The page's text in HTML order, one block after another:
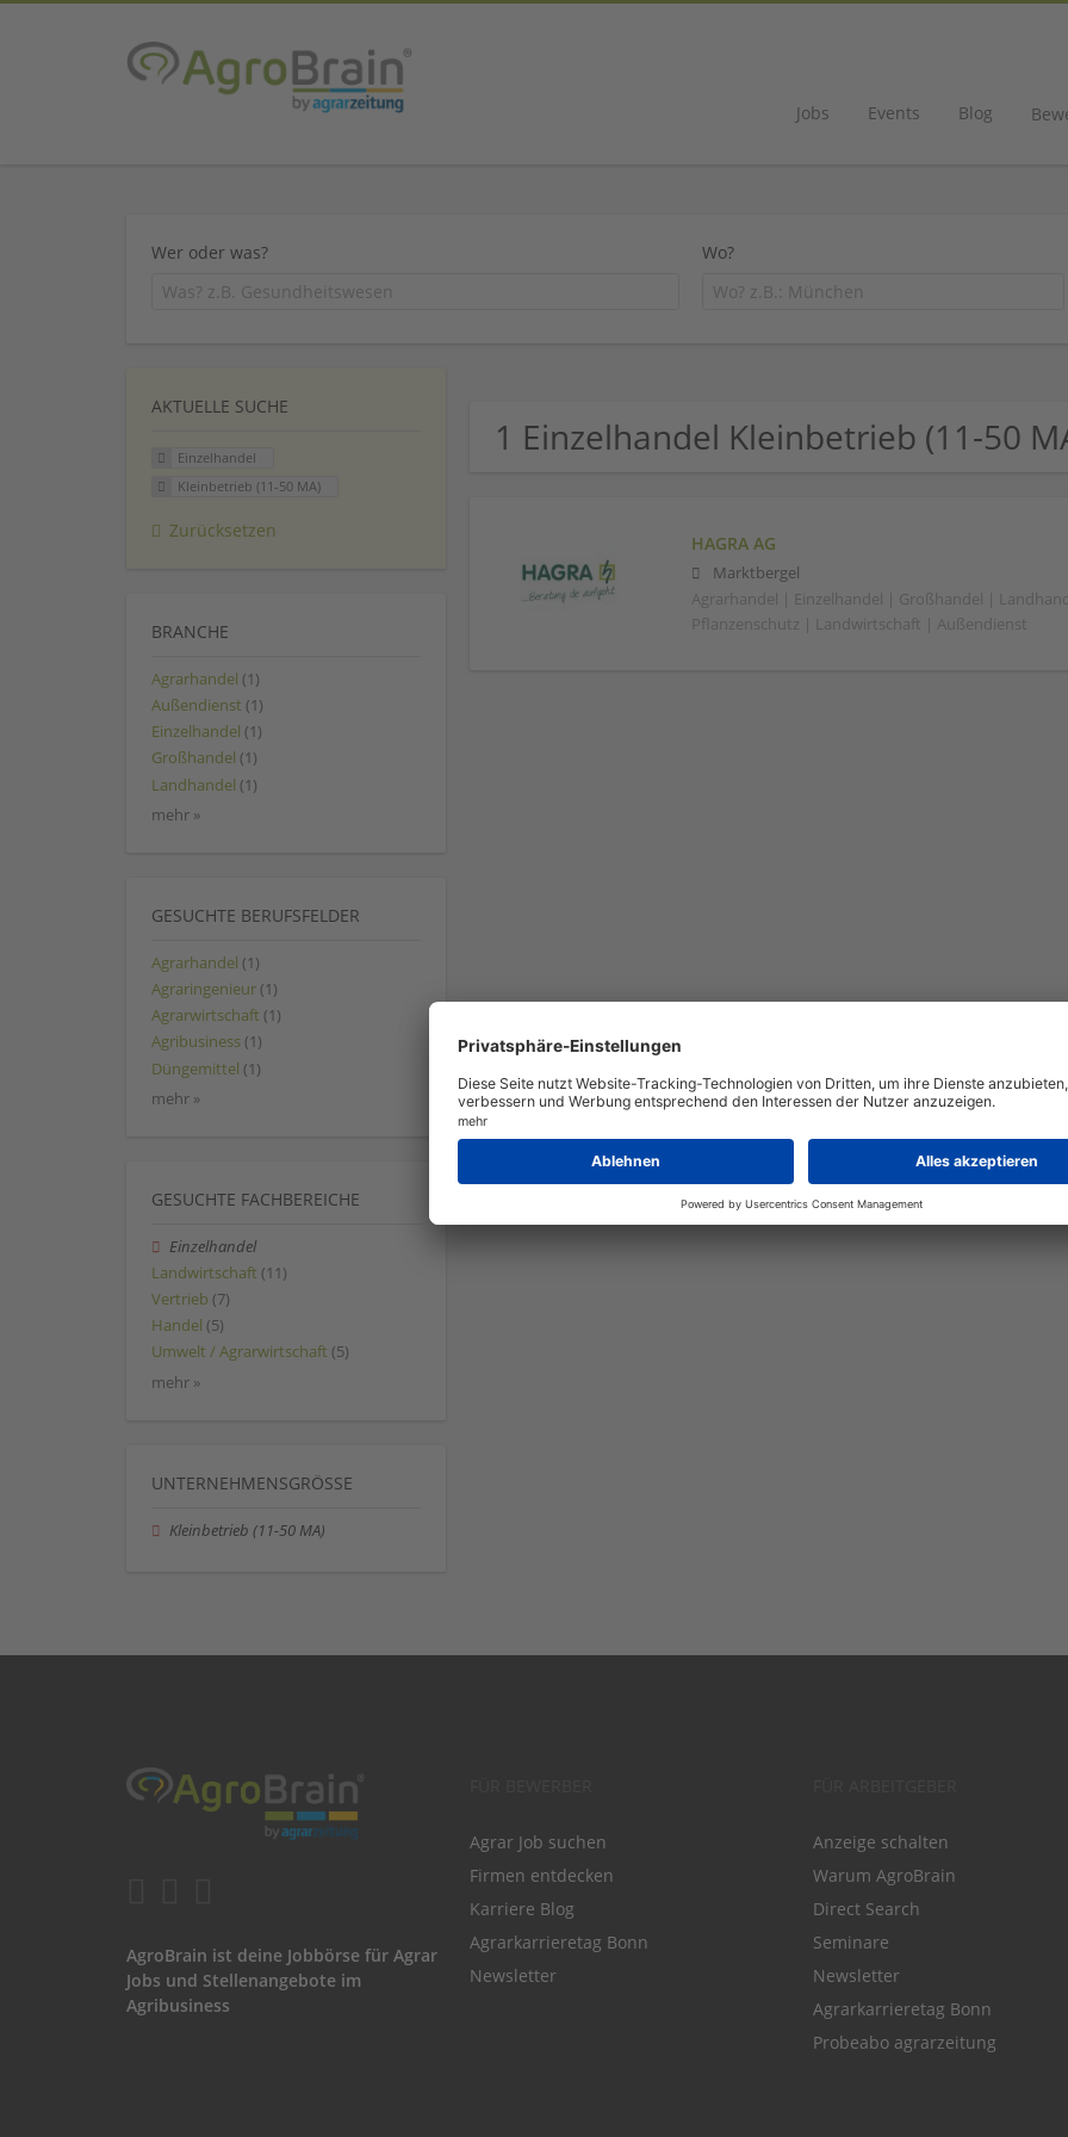
Jobs Events Blog
Wer oder was? Wo?
1 Einzelhandel Kleinbetrieb (11-50
HAGRA AG
Marktbergel
Agrarhandel | Einzelhandel | Großhandel |
Pflanzenschutz | Landwirtschaft | Außendienst
AKTUELLE SUCHE
Einzelhandel
Kleinbetrieb (11-50 MA)
Zurücksetzen
BRANCHE
Agrarhandel (1)
Außendienst (1)
Einzelhandel (1)
Großhandel (1)
Landhandel (1)
mehr »
GESUCHTE BERUFSFELDER
Agrarhandel (1)
Agraringenieur (1)
Agrarwirtschaft (1)
Agribusiness (1)
Düngemittel (1)
mehr »
GESUCHTE FACHBEREICHE
Einzelhandel
Landwirtschaft (11)
Vertrieb (7)
Handel (5)
Umwelt / Agrarwirtschaft (5)
mehr »
UNTERNEHMENSGRÖSSE
Kleinbetrieb (11-50 MA)
AgroBrain ist deine Jobbörse für Agrar
Jobs und Stellenangebote im
Agribusiness
Agrar Job suchen
Firmen entdecken
Karriere Blog
Agrarkarrieretag Bonn
Newsletter
Anzeige schalten
Warum AgroBrain
Direct Search
Seminare
Newsletter
Agrarkarrieretag Bonn
Probeabo agrarzeitung